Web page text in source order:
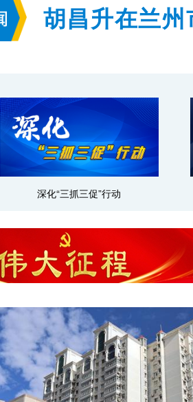
胡昌升在兰
深化“三抓三促”行动